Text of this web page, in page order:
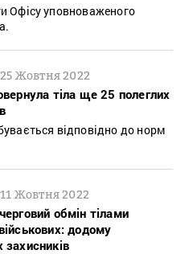
Офісу уповноваженого
25 Жовтня 2022
тіла ще 25 полеглих
відповідно до норм
11 Жовтня 2022
обмін тілами
додому
захисників